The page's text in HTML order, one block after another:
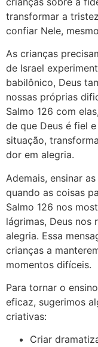
transformar a
confiar Nele,
As crianças
de Israel
babilônico, Deus
nossas próprias
Salmo 126 com
de que Deus é fiel
situação,
dor em alegria.
Ademais, ensinar
quando as coisas
Salmo 126 nos
lágrimas, Deus nos
alegria. Essa
crianças a
momentos difíceis.
Para tornar o
eficaz, sugerimos
criativas:
Criar